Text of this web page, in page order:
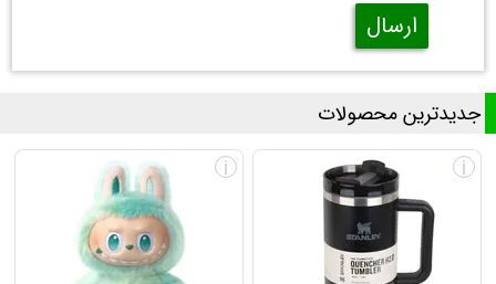
ارسال
جدیدترین محصولات
i
i